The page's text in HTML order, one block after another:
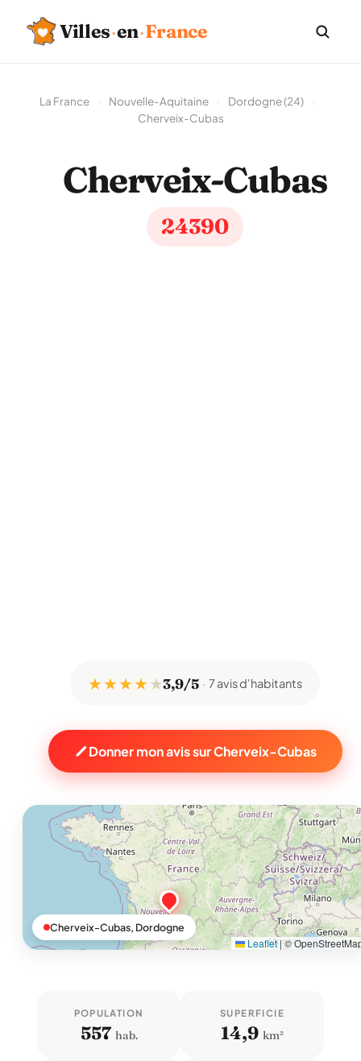
Villes·en·France
La France Nouvelle-Aquitaine Dordogne (24)
Cherveix-Cubas
Cherveix-Cubas
24390
★ ★ ★ ★★3,9/5 7 avis d'habitants
Donner mon avis sur Cherveix-Cubas
Leaflet|©
Cherveix-Cubas, Dordogne
POPULATION
557 hab.
SUPERFICIE
14,9 km²